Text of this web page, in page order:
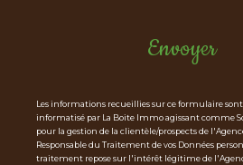
Envoyer
Les informations recueillies sur ce formulaire
informatisé par La Boite Immo agissant comme
pour la gestion de la clientèle/prospects de
Responsable du Traitement de vos Données
traitement repose sur l'intérêt légitime de